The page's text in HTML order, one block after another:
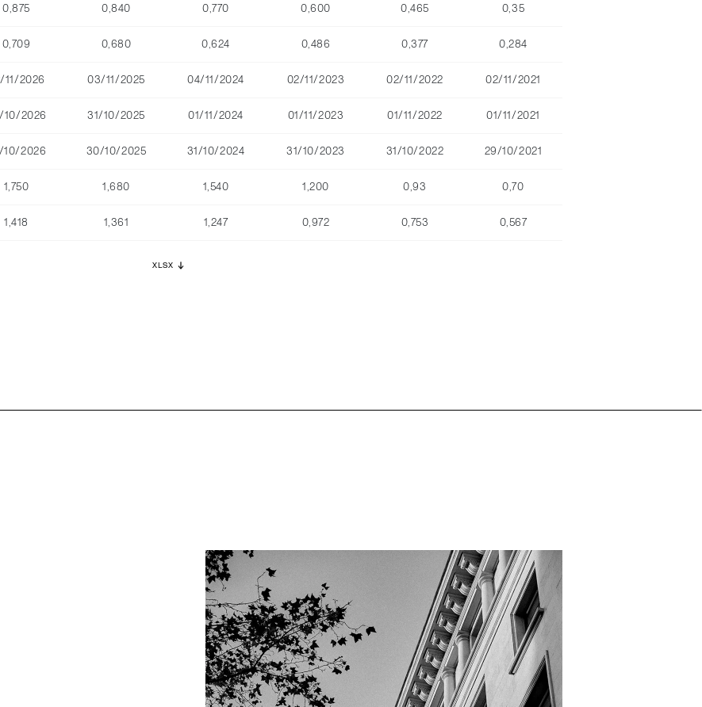
0,875 0,840 0,770 0,600 0,465 0,35
0,709 0,680 0,624 0,486 0,377 0,284
11/2026 03/11/2025 04/11/2024 02/11/2023 02/11/2022 02/11/2021
2026 31/10/2025 01/11/2024 01/11/2023 01/11/2022 01/11/2021
10/2026 30/10/2025 31/10/2024 31/10/2023 31/10/2022 29/10/2021
1,750 1,680 1,540 1,200 0,93 0,70
1,418 1,361 1,247 0,972 0,753 0,567
XLSX